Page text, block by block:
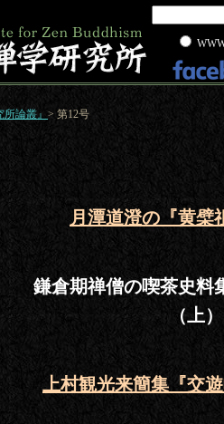
論叢』 > 第12号
月潭道澄の『黄檗
鎌倉期禅僧の喫茶史料
（上）
上村観光来簡集『交